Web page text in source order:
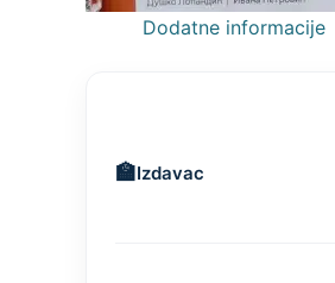
Dodatne informacije
Izdavac